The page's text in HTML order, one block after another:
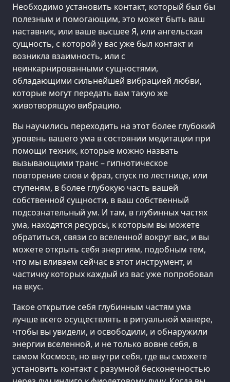
Необходимо установить контакт, который был бы
полезным и помогающим, это может быть ваш
наставник, или ваше высшее Я, или ангельская
сущность, с которой у вас уже был контакт и
возникла взаимность, или с
неинкарнированными сущностями,
обладающими сильнейшей вибрацией любви,
которые могут передать вам такую же
животворящую вибрацию.
Вы научились переходить на этот более глубокий
уровень вашего ума в состоянии медитации при
помощи техник, которые можно назвать
вызывающими транс – гипнотическое
повторение слов и фраз, спуск по лестнице, или
ступеням, в более глубокую часть вашей
собственной сущности, в ваш собственный
подсознательный ум. И там, в глубинных частях
ума, находятся ресурсы, к которым вы можете
обратиться, связи со вселенной вокруг вас, и вы
можете открыть себя энергиям, подобным тем,
что мы вливаем сейчас в этот инструмент, и
частичку которых каждый из вас уже попробовал
на вкус.
Такое открытие себя глубинным частям ума
лучше всего осуществлять в ритуальной манере,
чтобы вы увидели, и освободили, и обнаружили
энергии вселенной, и не только вовне себя, в
самом Космосе, но внутри себя, где вы сможете
установить контакт с разумной бесконечностью